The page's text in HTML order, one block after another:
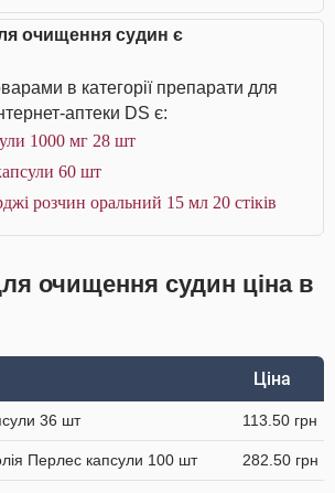
очищення судин є
в категорії препарати для
аптеки DS є:
1000 мг 28 шт
60 шт
розчин оральний 15 мл 20 стіків
очищення судин ціна в
Ціна
36 шт 113.50 грн
Перлес капсули 100 шт 282.50 грн